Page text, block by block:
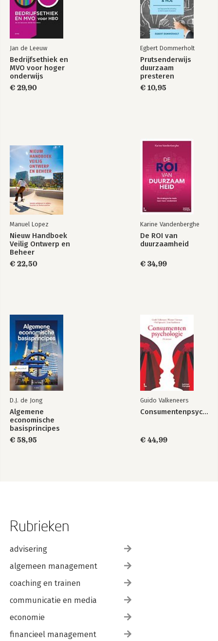
7 Roles to Create
Sustainable
Success
7 Roles to Create
Sustainable
Success
Jan de Leeuw
Bedrijfsethiek en
MVO voor hoger
onderwijs
€ 29,90
Egbert Dommerholt
Prutsenderwijs
duurzaam
presteren
€ 10,95
Manuel Lopez
Nieuw Handboek
Veilig Ontwerp en
Beheer
€ 22,50
Karine Vandenberghe
De ROI van
duurzaamheid
€ 34,99
D.J. de Jong
Algemene
economische
basisprincipes
€ 58,95
Guido Valkeneers
Consumentenpsychologie
€ 44,99
Rubrieken
advisering
algemeen management
coaching en trainen
communicatie en media
economie
financieel management